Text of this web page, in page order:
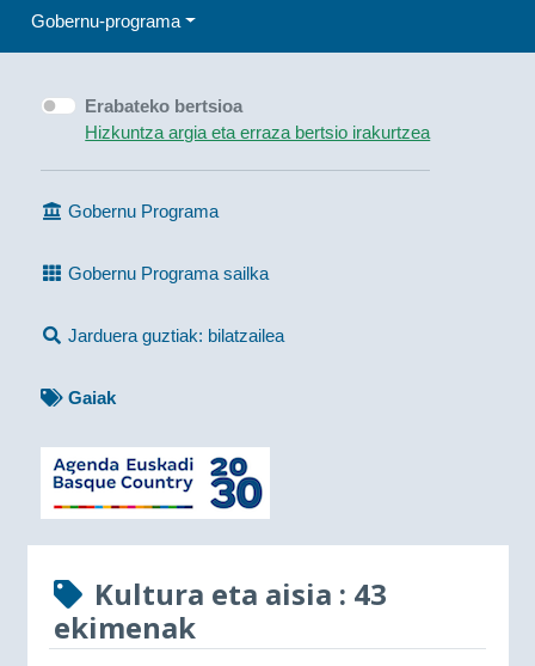
Gobernu-programa
Erabateko bertsioa
Hizkuntza argia eta erraza bertsio irakurtzea
Gobernu Programa
Gobernu Programa sailka
Jarduera guztiak: bilatzailea
Gaiak
Kultura eta aisia : 43
ekimenak